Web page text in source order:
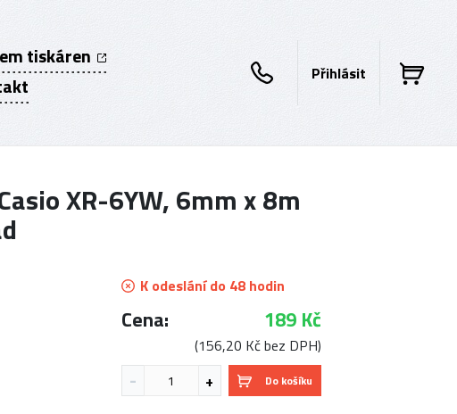
tiskáren
Přihlásit
XR-6YW, 6mm x 8m
K odeslání do 48 hodin
Cena: 189 Kč
(156,20 Kč bez DPH)
Do košíku